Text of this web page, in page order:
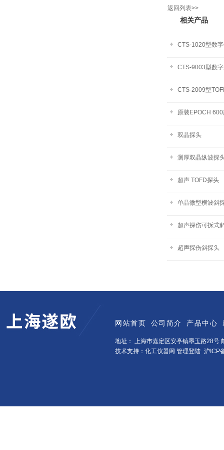
返回列表>>
相关产品
CTS-1020型数
CTS-9003型数
CTS-2009型
原装EPOCH
双晶探头
测厚双晶纵波探
超声 TOFD探头
单晶微型横波斜
超声探伤可拆式
超声探伤斜探头
网站首页 公司简介 产品中心
地址： 上海市嘉定区安亭镇墨玉路28号
技术支持：化工仪器网 管理登陆 沪ICP